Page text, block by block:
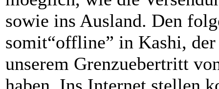
sowie ins Ausland. Den
somit“offline” in Kashi,
unserem Grenzuebertritt